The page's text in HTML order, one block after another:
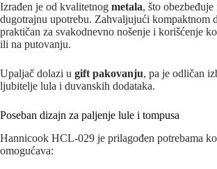
Izrađen je od kvalitetnog metala, što
dugotrajnu upotrebu. Zahvaljujući kompaktnom
praktičan za svakodnevno nošenje i korišćenje
ili na putovanju.
Upaljač dolazi u gift pakovanju, pa je odličan
ljubitelje lula i duvanskih dodataka.
Poseban dizajn za paljenje lule i tompusa
Hannicook HCL-029 je prilagođen potrebama
omogućava: